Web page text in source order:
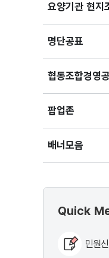
요양기관 현지
명단공표
펼치기
협동조합경영
팝업존
배너모음
Quick
민원